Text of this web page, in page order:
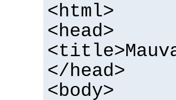
<html>
<head>
</head>
<body>